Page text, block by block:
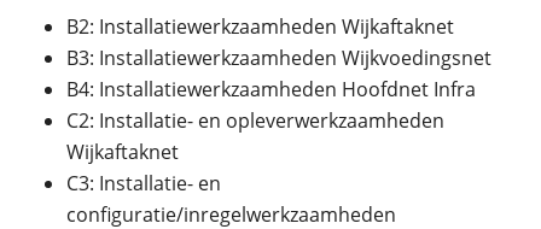
B2: Installatiewerkzaamheden Wijkaftaknet
B3: Installatiewerkzaamheden Wijkvoedingsnet
B4: Installatiewerkzaamheden Hoofdnet Infra
C2: Installatie- en opleverwerkzaamheden
Wijkaftaknet
C3: Installatie- en
configuratie/inregelwerkzaamheden